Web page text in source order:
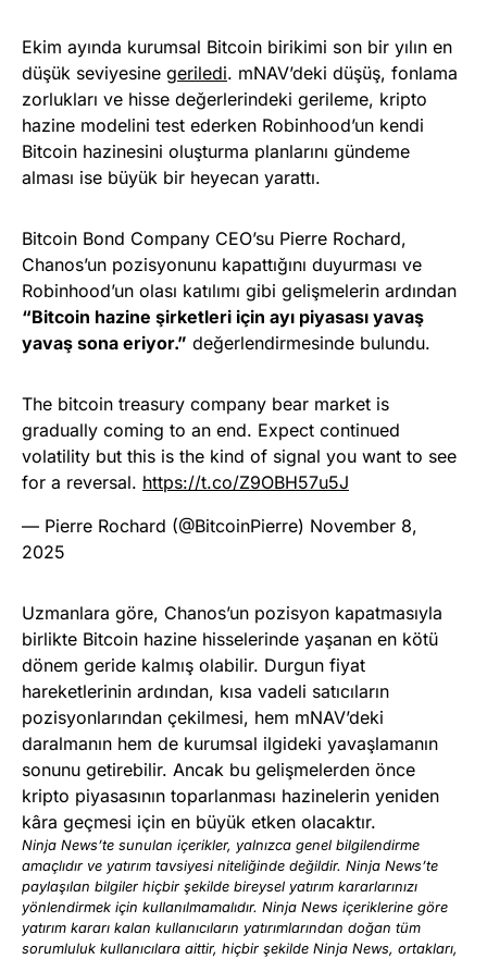
Ekim ayında kurumsal Bitcoin birikimi son bir yılın en
düşük seviyesine geriledi. mNAV’deki düşüş, fonlama
zorlukları ve hisse değerlerindeki gerileme, kripto
hazine modelini test ederken Robinhood’un kendi
Bitcoin hazinesini oluşturma planlarını gündeme
alması ise büyük bir heyecan yarattı.
Bitcoin Bond Company CEO’su Pierre Rochard,
Chanos’un pozisyonunu kapattığını duyurması ve
Robinhood’un olası katılımı gibi gelişmelerin ardından
“Bitcoin hazine şirketleri için ayı piyasası yavaş
yavaş sona eriyor.” değerlendirmesinde bulundu.
The bitcoin treasury company bear market is
gradually coming to an end. Expect continued
volatility but this is the kind of signal you want to see
for a reversal. https://t.co/Z9OBH57u5J
— Pierre Rochard (@BitcoinPierre) November 8,
2025
Uzmanlara göre, Chanos’un pozisyon kapatmasıyla
birlikte Bitcoin hazine hisselerinde yaşanan en kötü
dönem geride kalmış olabilir. Durgun fiyat
hareketlerinin ardından, kısa vadeli satıcıların
pozisyonlarından çekilmesi, hem mNAV’deki
daralmanın hem de kurumsal ilgideki yavaşlamanın
sonunu getirebilir. Ancak bu gelişmelerden önce
kripto piyasasının toparlanması hazinelerin yeniden
kâra geçmesi için en büyük etken olacaktır.
Ninja News’te sunulan içerikler, yalnızca genel bilgilendirme
amaçlıdır ve yatırım tavsiyesi niteliğinde değildir. Ninja News’te
paylaşılan bilgiler hiçbir şekilde bireysel yatırım kararlarınızı
yönlendirmek için kullanılmamalıdır. Ninja News içeriklerine göre
yatırım kararı kalan kullanıcıların yatırımlarından doğan tüm
sorumluluk kullanıcılara aittir, hiçbir şekilde Ninja News, ortakları,